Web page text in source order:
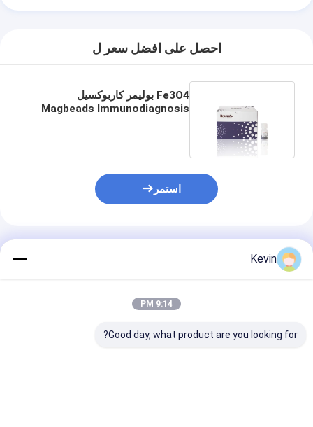
احصل على افضل سعر ل
Fe3O4 بوليمر كاربوكسيل
Magbeads Immunodiagnosis
استمر
المنتجات الموصى بها
Kevin
9:14 PM
Good day, what product are you looking for?